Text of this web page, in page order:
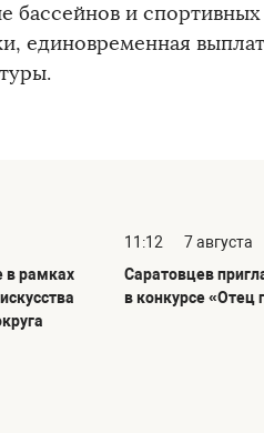
бассейнов и
единовременная
в рамках
11:12
7 августа
Саратовцев
в конкурсе «Отец